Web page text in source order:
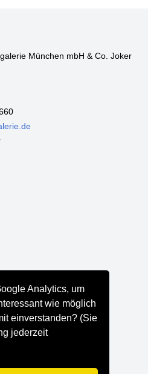
Analytics, um
wie möglich
einverstanden? (Sie
jederzeit
München mbH & Co. Joker